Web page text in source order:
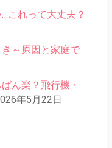
これって大丈夫？
～原因と家庭で
ん楽？飛行機・
年5月22日